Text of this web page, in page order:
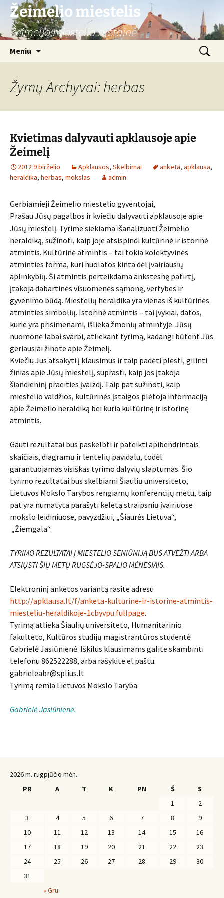
Žeimelio miestelis
Žeimelio miestelio svetainė
Meniu Ieškoti:
Žymų Archyvai: herbas
Kvietimas dalyvauti apklausoje apie
Žeimelį
2012 9 birželio Apklausos, Skelbimai anketa, apklausa,
heraldika, herbas, mokslas admin
Gerbiamieji Žeimelio miestelio gyventojai,
Prašau Jūsų pagalbos ir kviečiu dalyvauti apklausoje apie
Jūsų miestelį. Tyrime siekiama išanalizuoti Žeimelio
heraldiką, sužinoti, kaip joje atsispindi kultūrinė ir istorinė
atmintis. Kultūrinė atmintis – tai tokia kolektyvinės
atminties forma, kuri nuolatos kinta dėl įvairiausių
aplinkybių. Ši atmintis perteikdama ankstesnę patirtį,
įtakoja dabartinės visuomenės sąmonę, vertybes ir
gyvenimo būdą. Miestelių heraldika yra vienas iš kultūrinės
atminties simbolių. Istorinė atmintis – tai įvykiai, datos,
kurie yra prisimenami, išlieka žmonių atmintyje. Jūsų
nuomonė labai svarbi, atliekant tyrimą, kadangi būtent Jūs
geriausiai žinote apie Žeimelį.
Kviečiu Jus atsakyti į klausimus ir taip padėti plėsti, gilinti
žinias apie Jūsų miestelį, suprasti, kaip jos įtakoja
šiandieninį praeities įvaizdį. Taip pat sužinoti, kaip
miestelio valdžios, kultūrinės įstaigos plėtoja informaciją
apie Žeimelio heraldiką bei kuria kultūrinę ir istorinę
atmintis.
Gauti rezultatai bus paskelbti ir pateikti apibendrintais
skaičiais, diagramų ir lentelių pavidalu, todėl
garantuojamas visiškas tyrimo dalyvių slaptumas. Šio
tyrimo rezultatai bus skelbiami Šiaulių universiteto,
Lietuvos Mokslo Tarybos rengiamų konferencijų metu, taip
pat yra numatyta parašyti keletą straipsnių įvairiuose
mokslo leidiniuose, pavyzdžiui, „Šiaurės Lietuva“,
„Žiemgala“.
TYRIMO REZULTATAI Į MIESTELIO SENIŪNIJĄ BUS ATVEŽTI ARBA
ATSIŲSTI ŠIŲ METŲ RUGSĖJO-SPALIO MĖNESIAIS.
Elektroninį anketos variantą rasite adresu
http://apklausa.lt/f/anketa-kulturine-ir-istorine-atmintis-
miesteliu-heraldikoje-1cbyvpu.fullpage.
Tyrimą atlieka Šiaulių universiteto, Humanitarinio
fakulteto, Kultūros studijų magistrantūros studentė
Gabrielė Jasiūnienė. Iškilus klausimams galite skambinti
telefonu 862522288, arba rašykite el.paštu:
gabrieleabr@splius.lt
Tyrimą remia Lietuvos Mokslo Taryba.
Gabrielė Jasiūnienė.
2026 m. rugpjūčio mėn.
PR
A T K PN Š
S
1
2
3
4 5 6 7 8
9
10
11 12 13 14 15
16
17
18 19 20 21 22
23
24
25 26 27 28 29
30
31
« Gru